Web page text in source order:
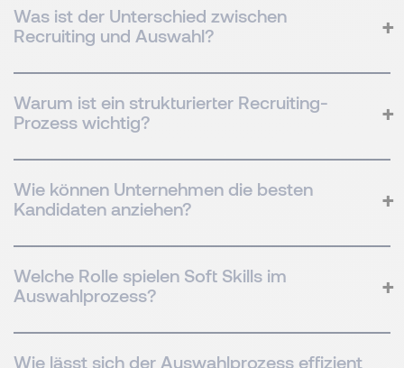
Was ist der Unterschied zwischen
Recruiting und Auswahl?
Warum ist ein strukturierter Recruiting-
Prozess wichtig?
Wie können Unternehmen die besten
Kandidaten anziehen?
Welche Rolle spielen Soft Skills im
Auswahlprozess?
Wie lässt sich der Auswahlprozess effizient